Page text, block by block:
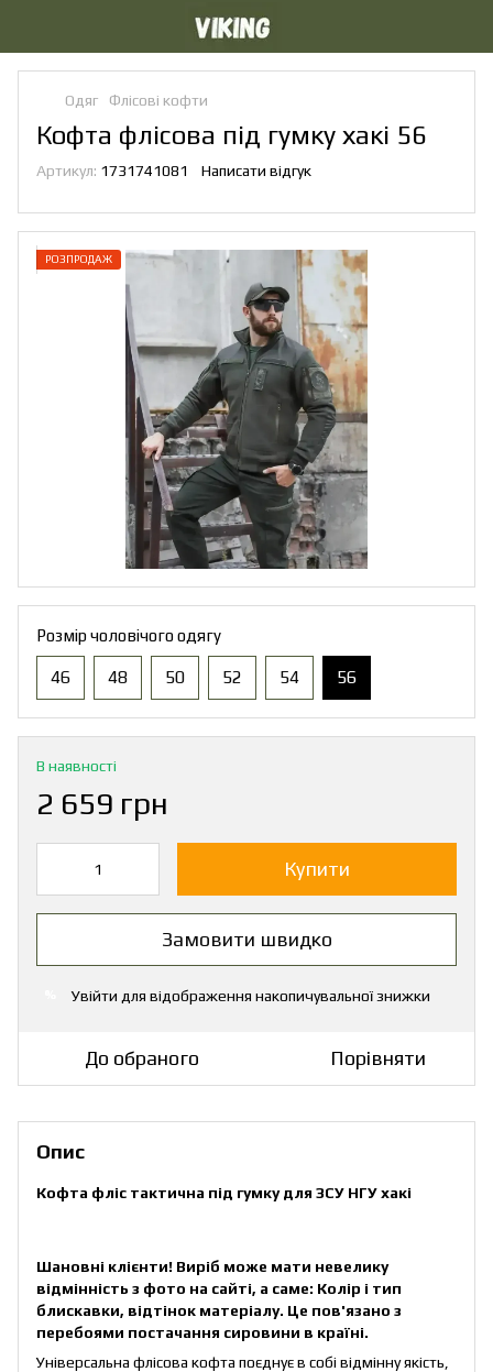
Одяг Флісові кофти
Кофта флісова під гумку хакі 56
Артикул: 1731741081 Написати відгук
РОЗПРОДАЖ
Розмір чоловічого одягу
46 48 50 52 54 56
В наявності
2 659 грн
Купити
Замовити швидко
Увійти для відображення накопичувальної знижки
До обраного Порівняти
Опис
Кофта фліс тактична під гумку для ЗСУ НГУ хакі
Шановні клієнти! Виріб може мати невелику
відмінність з фото на сайті, а саме: Колір і тип
блискавки, відтінок матеріалу. Це пов'язано з
перебоями постачання сировини в країні.
Універсальна флісова кофта поєднує в собі відмінну якість,